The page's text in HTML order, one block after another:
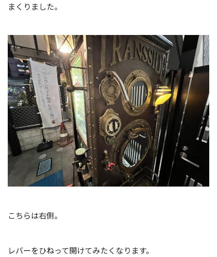
まくりました。
こちらは右側。
レバーをひねって開けてみたくなります。